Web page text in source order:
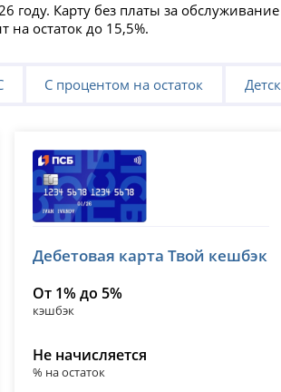
году. Карту без платы за
остаток до 15,5%.
С процентом на остаток
лицензия № 3251
Дебетовая карта Твой кешбэк
От 1% до 5%
кэшбэк
Не начисляется
% на остаток